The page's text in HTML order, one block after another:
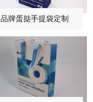
品牌蛋挞手提袋定制